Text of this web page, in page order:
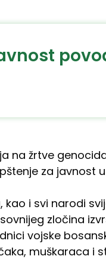
na žrtve
za javnost
kao i svi narodi
zločina
vojske
muškaraca i